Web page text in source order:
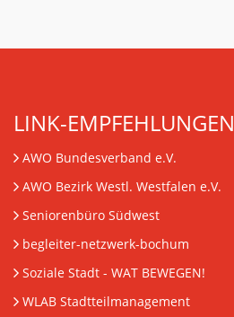
LINK-EMPFEHLUNGEN
AWO Bundesverband e.V.
AWO Bezirk Westl. Westfalen e.V.
Seniorenbüro Südwest
begleiter-netzwerk-bochum
Soziale Stadt - WAT BEWEGEN!
WLAB Stadtteilmanagement